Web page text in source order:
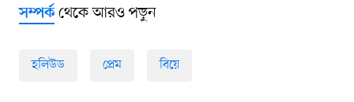
সম্পর্কথেকে আরও পড়ুন
হলিউড প্রেম বিয়ে